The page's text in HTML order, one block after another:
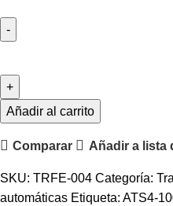
3P
100A
100GA
Añadir al carrito
Comparar Añadir a lista
SKU: TRFE-004 Categoría:
automáticas Etiqueta: ATS4-